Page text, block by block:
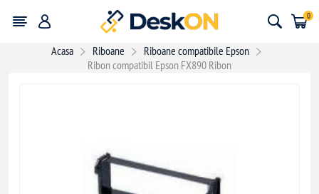
0
Acasa Riboane
Riboane compatibile Epson
Ribon compatibil Epson FX890 Ribon